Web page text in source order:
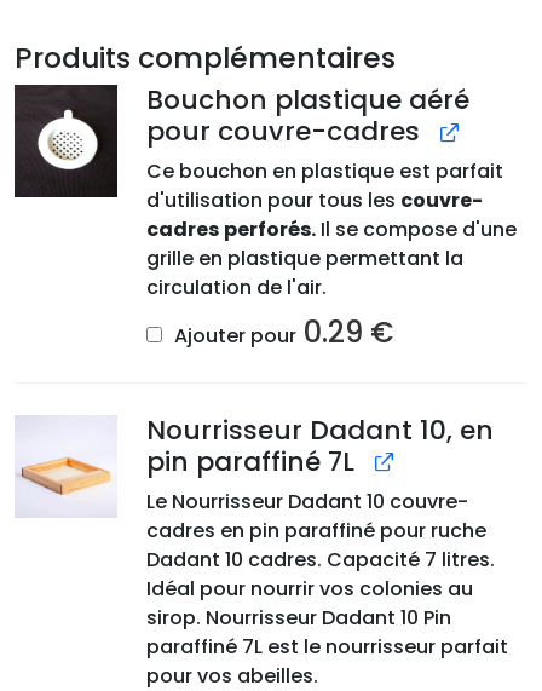
Produits complémentaires
Bouchon plastique aéré
pour couvre-cadres
Ce bouchon en plastique est parfait
d'utilisation pour tous les couvre-
cadres perforés.Il se compose d'une
grille en plastique permettant la
circulation de l'air.
Ajouter pour 0.29 €
Nourrisseur Dadant 10, en
pin paraffiné 7L
Le Nourrisseur Dadant 10 couvre-
cadres en pin paraffiné pour ruche
Dadant 10 cadres. Capacité 7 litres.
Idéal pour nourrir vos colonies au
sirop. Nourrisseur Dadant 10 Pin
paraffiné 7L est le nourrisseur parfait
pour vos abeilles.